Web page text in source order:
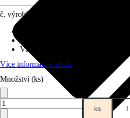
č. výrobku
Vhodné pro podklad
Více informací o zboží
Množství (ks)
ks l